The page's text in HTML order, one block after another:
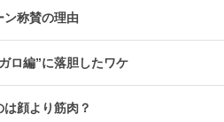
ン称賛の理由
ロ編”に落胆したワケ
は顔より筋肉？